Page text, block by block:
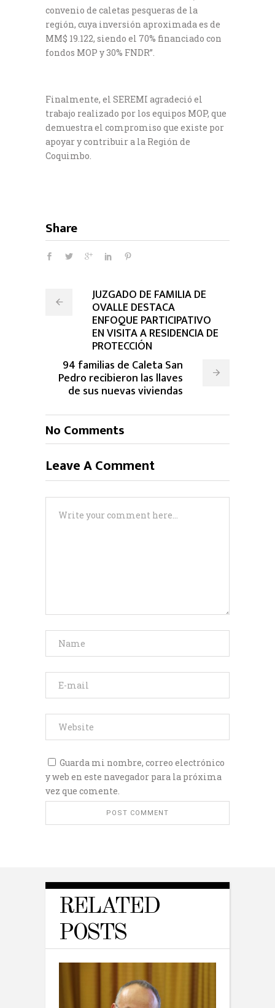
convenio de caletas pesqueras de la
región, cuya inversión aproximada es de
MM$ 19.122, siendo el 70% financiado con
fondos MOP y 30% FNDR”.
Finalmente, el SEREMI agradeció el
trabajo realizado por los equipos MOP, que
demuestra el compromiso que existe por
apoyar y contribuir a la Región de
Coquimbo.
Share
JUZGADO DE FAMILIA DE
OVALLE DESTACA
ENFOQUE PARTICIPATIVO
EN VISITA A RESIDENCIA DE
PROTECCIÓN
94 familias de Caleta San
Pedro recibieron las llaves
de sus nuevas viviendas
No Comments
Leave A Comment
Guarda mi nombre, correo electrónico
y web en este navegador para la próxima
vez que comente.
RELATED
POSTS